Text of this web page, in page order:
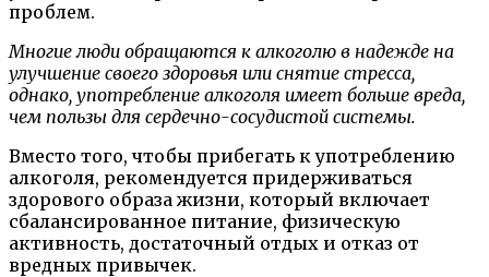
проблем.
Многие люди обращаются к алкоголю в надежде на
улучшение своего здоровья или снятие стресса,
однако, употребление алкоголя имеет больше вреда,
чем пользы для сердечно-сосудистой системы.
Вместо того, чтобы прибегать к употреблению
алкоголя, рекомендуется придерживаться
здорового образа жизни, который включает
сбалансированное питание, физическую
активность, достаточный отдых и отказ от
вредных привычек.